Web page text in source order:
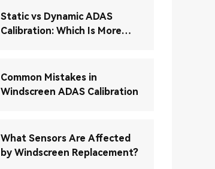
Static vs Dynamic ADAS
Calibration: Which Is More
Common Mistakes in
Windscreen ADAS Calibration
What Sensors Are Affected
by Windscreen Replacement?